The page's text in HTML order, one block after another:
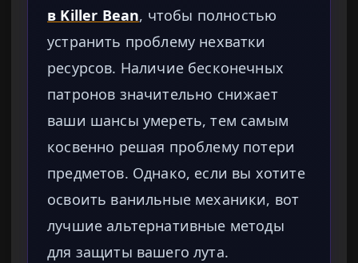
в Killer Bean, чтобы полностью
устранить проблему нехватки
ресурсов. Наличие бесконечных
патронов значительно снижает
ваши шансы умереть, тем самым
косвенно решая проблему потери
предметов. Однако, если вы хотите
освоить ванильные механики, вот
лучшие альтернативные методы
для защиты вашего лута.